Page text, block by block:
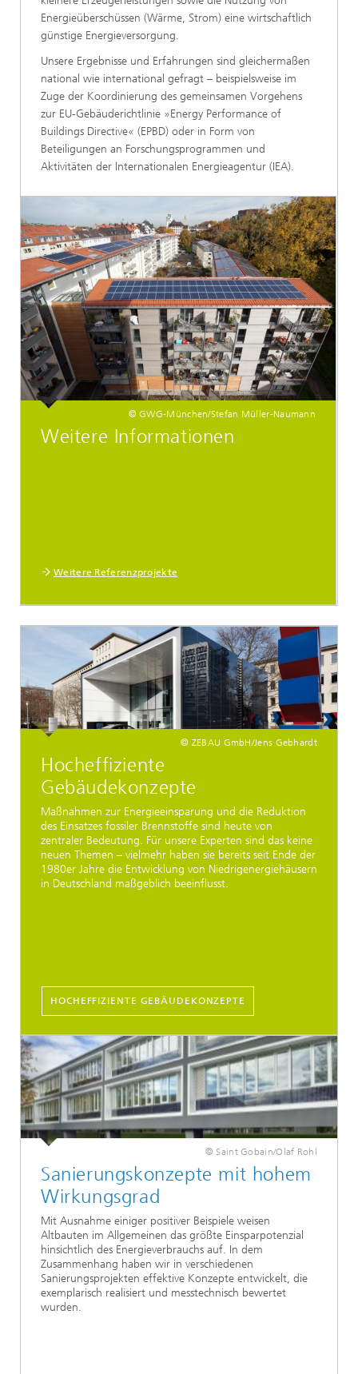
Energieüberschüssen (Wärme, Strom) eine wirtschaftlich
günstige Energieversorgung.
Unsere Ergebnisse und Erfahrungen sind gleichermaßen
national wie international gefragt – beispielsweise im
Zuge der Koordinierung des gemeinsamen Vorgehens
zur EU-Gebäuderichtlinie »Energy Performance of
Buildings Directive« (EPBD) oder in Form von
Beteiligungen an Forschungsprogrammen und
Aktivitäten der Internationalen Energieagentur (IEA).
© GWG-München/Stefan Müller-Naumann
Weitere Informationen
Weitere Referenzprojekte
© ZEBAU GmbH/Jens Gebhardt
Hocheffiziente
Gebäudekonzepte
Maßnahmen zur Energieeinsparung und die Reduktion
des Einsatzes fossiler Brennstoffe sind heute von
zentraler Bedeutung. Für unsere Experten sind das keine
neuen Themen – vielmehr haben sie bereits seit Ende der
1980er Jahre die Entwicklung von Niedrigenergiehäusern
in Deutschland maßgeblich beeinflusst.
HOCHEFFIZIENTE GEBÄUDEKONZEPTE
© Saint Gobain/Olaf Rohl
Sanierungskonzepte mit hohem
Wirkungsgrad
Mit Ausnahme einiger positiver Beispiele weisen
Altbauten im Allgemeinen das größte Einsparpotenzial
hinsichtlich des Energieverbrauchs auf. In dem
Zusammenhang haben wir in verschiedenen
Sanierungsprojekten effektive Konzepte entwickelt, die
exemplarisch realisiert und messtechnisch bewertet
wurden.